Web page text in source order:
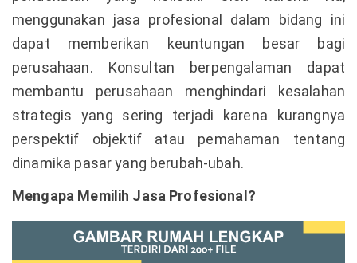
menggunakan jasa profesional dalam bidang ini
dapat memberikan keuntungan besar bagi
perusahaan. Konsultan berpengalaman dapat
membantu perusahaan menghindari kesalahan
strategis yang sering terjadi karena kurangnya
perspektif objektif atau pemahaman tentang
dinamika pasar yang berubah-ubah.
Mengapa Memilih Jasa Profesional?